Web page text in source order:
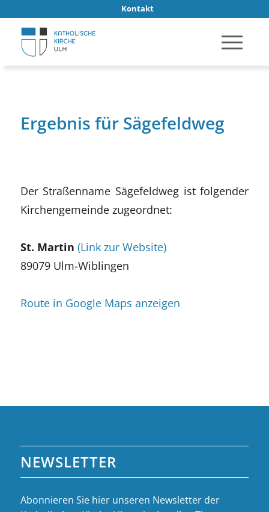
Kontakt
Ergebnis für Sägefeldweg
Der Straßenname Sägefeldweg ist folgender
Kirchengemeinde zugeordnet:
St. Martin (Link zur Website)
89079 Ulm-Wiblingen
Route in Google Maps anzeigen
NEWSLETTER
Abonnieren Sie hier unseren Newsletter der